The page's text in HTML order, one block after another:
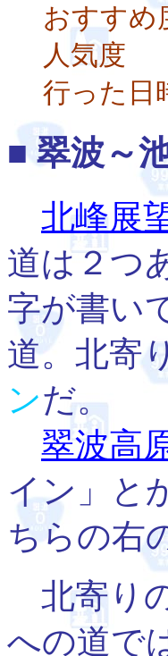
おすす
人気
行った
■ 翠波～
北峰展
道は２つ
字が書い
道。北寄
ンだ。
翠波高
イン」と
ちらの右
北寄り
への道で